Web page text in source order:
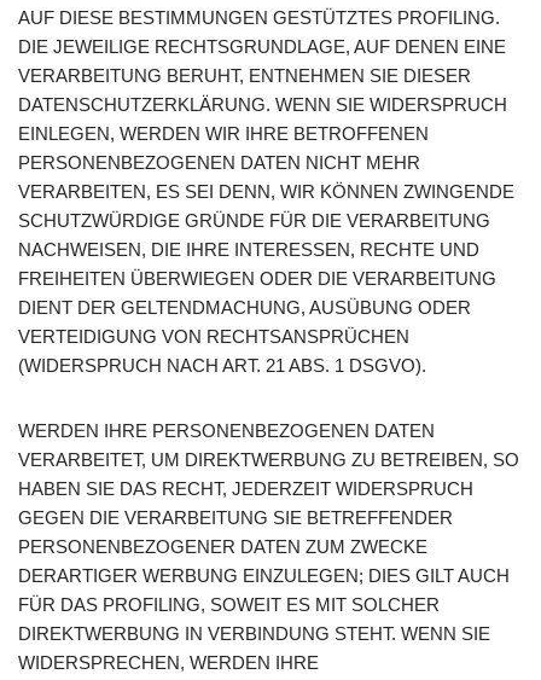
AUF DIESE BESTIMMUNGEN GESTÜTZTES PROFILING.
DIE JEWEILIGE RECHTSGRUNDLAGE, AUF DENEN EINE
VERARBEITUNG BERUHT, ENTNEHMEN SIE DIESER
DATENSCHUTZERKLÄRUNG. WENN SIE WIDERSPRUCH
EINLEGEN, WERDEN WIR IHRE BETROFFENEN
PERSONENBEZOGENEN DATEN NICHT MEHR
VERARBEITEN, ES SEI DENN, WIR KÖNNEN ZWINGENDE
SCHUTZWÜRDIGE GRÜNDE FÜR DIE VERARBEITUNG
NACHWEISEN, DIE IHRE INTERESSEN, RECHTE UND
FREIHEITEN ÜBERWIEGEN ODER DIE VERARBEITUNG
DIENT DER GELTENDMACHUNG, AUSÜBUNG ODER
VERTEIDIGUNG VON RECHTSANSPRÜCHEN
(WIDERSPRUCH NACH ART. 21 ABS. 1 DSGVO).
WERDEN IHRE PERSONENBEZOGENEN DATEN
VERARBEITET, UM DIREKTWERBUNG ZU BETREIBEN, SO
HABEN SIE DAS RECHT, JEDERZEIT WIDERSPRUCH
GEGEN DIE VERARBEITUNG SIE BETREFFENDER
PERSONENBEZOGENER DATEN ZUM ZWECKE
DERARTIGER WERBUNG EINZULEGEN; DIES GILT AUCH
FÜR DAS PROFILING, SOWEIT ES MIT SOLCHER
DIREKTWERBUNG IN VERBINDUNG STEHT. WENN SIE
WIDERSPRECHEN, WERDEN IHRE